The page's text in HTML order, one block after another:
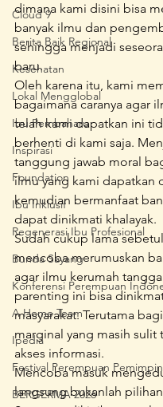
Cloud 9
Berita Baik Regional
Kesehatan
Lokal Mengglobal
Ibu Pembaharu
Inspirasi
Foundation
Ibu Inklusif
Regenerasi Ibu Profesional
Bunda Sayang
Konferensi Perempuan
A Home Team
Ipedia
Festival Perempuan Pemimpin
BERGERMA 2026
dimana kami disini bisa
banyak ilmu dan
sehingga menjadi
baru.
Oleh karena itu, kami
bagaimana caranya agar
telah kami dapatkan ini
berhenti di kami saja.
tanggung jawab moral
ilmu yang kami dapatkan
kemudian bermanfaat
dapat dinikmati khalayak.
Sudah cukup lama
mencoba merumuskan
agar ilmu kerumah
parenting ini bisa
masyarakat. Terutama
marginal yang masih sulit
akses informasi.
Mencoba masuk
langsung bukanlah